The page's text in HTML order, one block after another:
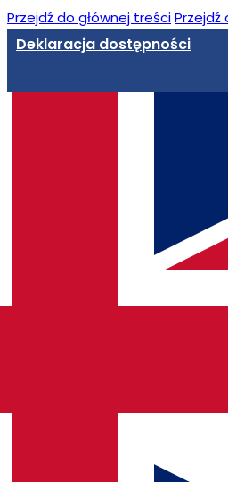
Przejdź do głównej treściPrzejdź
Deklaracja dostępności